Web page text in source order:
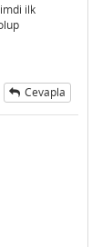
ilk
Cevapla